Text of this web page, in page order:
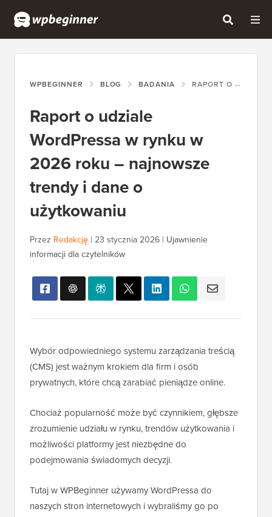
WPBEGINNER BLOG BADANIA RAPORT O UDZIALE WORDPRESSA W RYNKU W 2026 ROKU – NAJNOWSZE TRENDY I DANE O UŻYTKOWANIU
Raport o udziale
WordPressa w rynku w
2026 roku – najnowsze
trendy i dane o
użytkowaniu
Przez Redakcję | 23 stycznia 2026 | Ujawnienie
informacji dla czytelników
Wybór odpowiedniego systemu zarządzania treścią
(CMS) jest ważnym krokiem dla firm i osób
prywatnych, które chcą zarabiać pieniądze online.
Chociaż popularność może być czynnikiem, głębsze
zrozumienie udziału w rynku, trendów użytkowania i
możliwości platformy jest niezbędne do
podejmowania świadomych decyzji.
Tutaj w WPBeginner używamy WordPressa do
naszych stron internetowych i wybraliśmy go po